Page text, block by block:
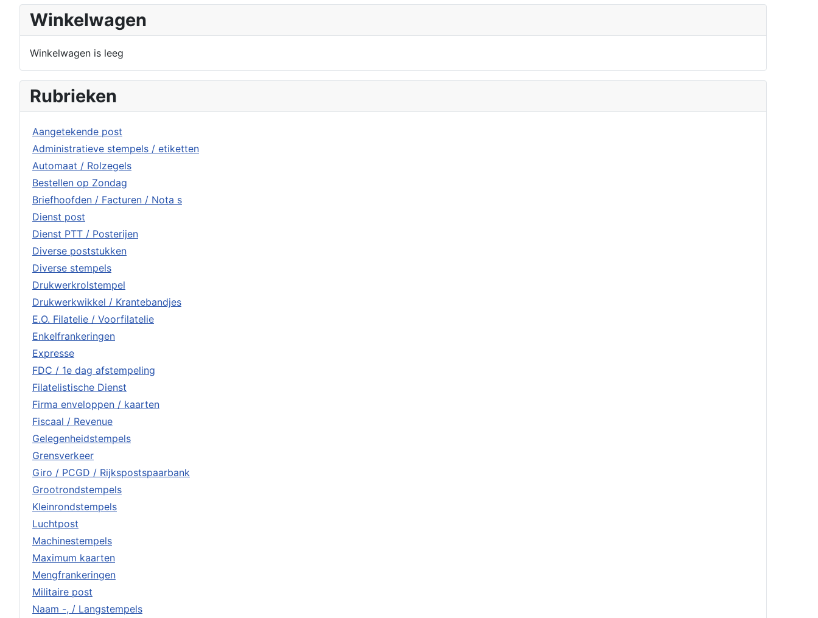
Winkelwagen
Winkelwagen is leeg
Rubrieken
Aangetekende post
Administratieve stempels / etiketten
Automaat / Rolzegels
Bestellen op Zondag
Briefhoofden / Facturen / Nota s
Dienst post
Dienst PTT / Posterijen
Diverse poststukken
Diverse stempels
Drukwerkrolstempel
Drukwerkwikkel / Krantebandjes
E.O. Filatelie / Voorfilatelie
Enkelfrankeringen
Expresse
FDC / 1e dag afstempeling
Filatelistische Dienst
Firma enveloppen / kaarten
Fiscaal / Revenue
Gelegenheidstempels
Grensverkeer
Giro / PCGD / Rijkspostspaarbank
Grootrondstempels
Kleinrondstempels
Luchtpost
Machinestempels
Maximum kaarten
Mengfrankeringen
Militaire post
Naam -, / Langstempels